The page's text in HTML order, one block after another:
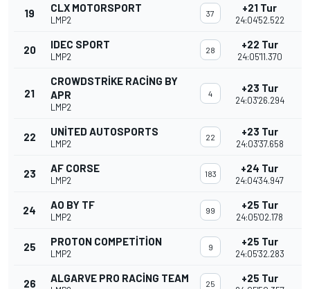
19 CLX MOTORSPORT
LMP2
37 +21 Tur
24:04'52.522
20 IDEC SPORT
LMP2
28 +22 Tur
24:05'11.370
21
CROWDSTRIKE RACING BY
APR
LMP2
4 +23 Tur
24:03'26.294
22 UNITED AUTOSPORTS
LMP2
22 +23 Tur
24:03'37.658
23 AF CORSE
LMP2
183 +24 Tur
24:04'34.947
24 AO BY TF
LMP2
99 +25 Tur
24:05'02.178
25 PROTON COMPETITION
LMP2
9 +25 Tur
24:05'32.283
26 ALGARVE PRO RACING TEAM 25 +25 Tur